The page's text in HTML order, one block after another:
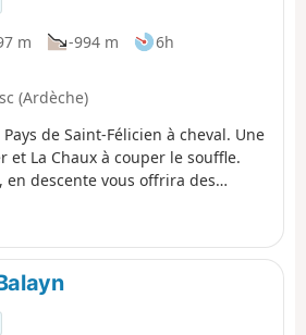
m -994 m
6h
(Ardèche)
de Saint-Félicien à cheval. Une
et La Chaux à couper le souffle.
descente vous offrira des
compter de beaux châtaigniers.